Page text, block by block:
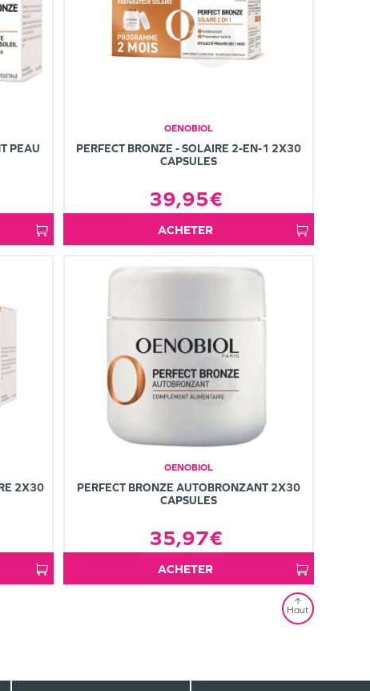
PEAU
OENOBIOL
PERFECT BRONZE - SOLAIRE 2-EN-1 2X30
CAPSULES
39,95€
ACHETER
2X30
OENOBIOL
PERFECT BRONZE AUTOBRONZANT 2X30
CAPSULES
35,97€
ACHETER
Haut